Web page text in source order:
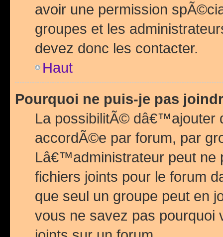
avoir une permission
groupes et les
devez donc les contacter.
Haut
Pourquoi ne puis-je pas
La possibilitÃ© dâ€™ajouter
accordÃ©e par forum, par
Lâ€™administrateur peut
fichiers joints pour le forum
que seul un groupe peut en
vous ne savez pas pourquoi